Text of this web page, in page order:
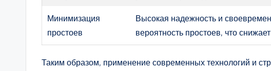
Минимизация
простоев
Высокая надежность и
вероятность простоев, что
Таким образом, применение современных технологий и